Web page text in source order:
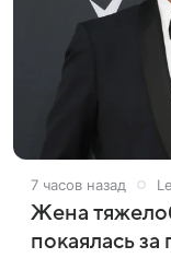
7 часов назад
Жена
покаялась